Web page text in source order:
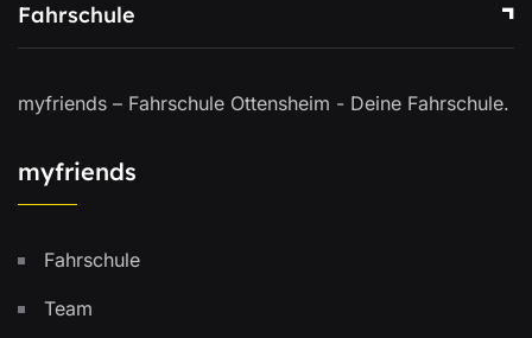
Fahrschule
myfriends – Fahrschule Ottensheim - Deine Fahrschule.
myfriends
Fahrschule
Team